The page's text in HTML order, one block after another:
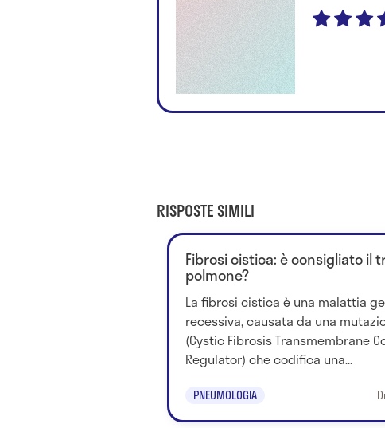
RISPOSTE SIMILI
Fibrosi cistica: è consigliato il
polmone?
La fibrosi cistica è una malattia
recessiva, causata da una
(Cystic Fibrosis Transmembrane
Regulator) che codifica una...
PNEUMOLOGIA